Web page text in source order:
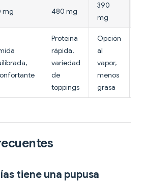
mg 480 mg
390
mg
Proteína
rápida,
variedad
de
toppings
Opción
al
vapor,
menos
grasa
tiene una pupusa